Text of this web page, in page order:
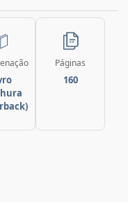
Páginas
160